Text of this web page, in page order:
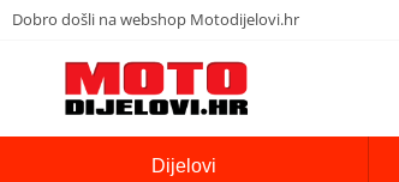
Dobro došli na webshop Motodijelovi.hr
Dijelovi